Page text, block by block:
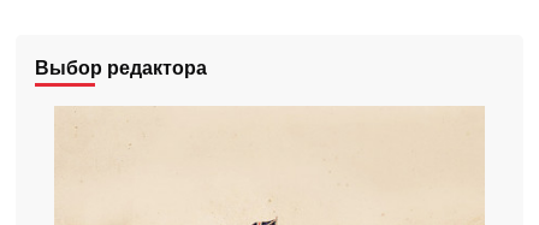
Выбор редактора